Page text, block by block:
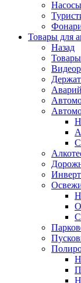
Товары для
Назад